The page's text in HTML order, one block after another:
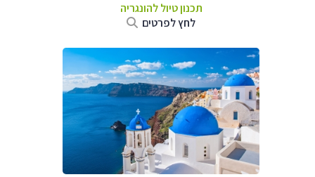
תכנון טיול להונגריה
לחץ לפרטים